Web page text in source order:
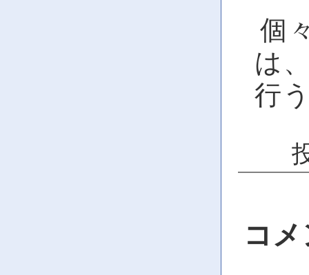
個
は
行
コ